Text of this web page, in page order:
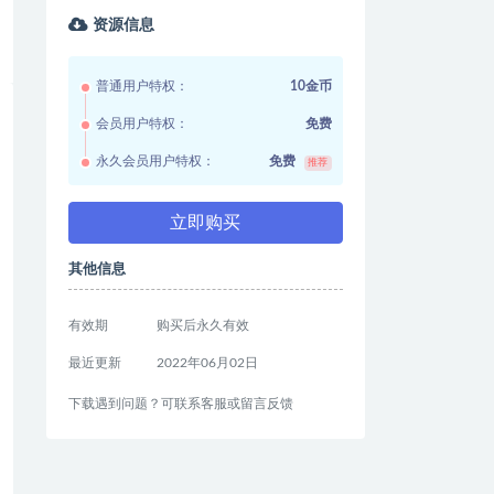
资源信息
普通用户特权： 10金币
会员用户特权： 免费
永久会员用户特权： 免费 推荐
立即购买
其他信息
有效期 购买后永久有效
最近更新 2022年06月02日
下载遇到问题？可联系客服或留言反馈